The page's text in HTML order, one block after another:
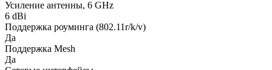
Усиление антенны, 6 GHz
6 dBi
Поддержка роуминга (802.11r/k/v)
Да
Поддержка Mesh
Да